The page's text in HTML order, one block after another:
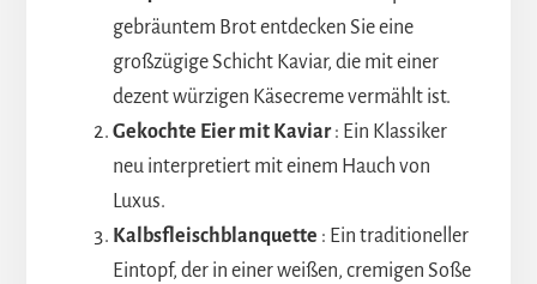
gebräuntem Brot entdecken Sie eine
großzügige Schicht Kaviar, die mit einer
dezent würzigen Käsecreme vermählt ist.
Gekochte Eier mit Kaviar: Ein Klassiker
neu interpretiert mit einem Hauch von
Luxus.
Kalbsfleischblanquette : Ein traditioneller
Eintopf, der in einer weißen, cremigen Soße